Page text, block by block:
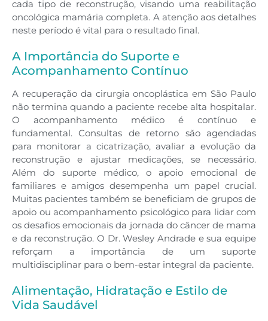
cada tipo de reconstrução, visando uma reabilitação
oncológica mamária completa. A atenção aos detalhes
neste período é vital para o resultado final.
A Importância do Suporte e
Acompanhamento Contínuo
A recuperação da cirurgia oncoplástica em São Paulo
não termina quando a paciente recebe alta hospitalar.
O acompanhamento médico é contínuo e
fundamental. Consultas de retorno são agendadas
para monitorar a cicatrização, avaliar a evolução da
reconstrução e ajustar medicações, se necessário.
Além do suporte médico, o apoio emocional de
familiares e amigos desempenha um papel crucial.
Muitas pacientes também se beneficiam de grupos de
apoio ou acompanhamento psicológico para lidar com
os desafios emocionais da jornada do câncer de mama
e da reconstrução. O Dr. Wesley Andrade e sua equipe
reforçam a importância de um suporte
multidisciplinar para o bem-estar integral da paciente.
Alimentação, Hidratação e Estilo de
Vida Saudável